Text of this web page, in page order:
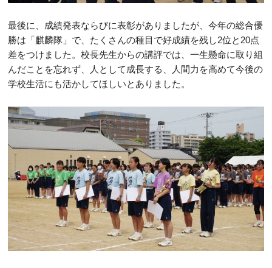
最後に、成績発表ならびに表彰がありましたが、今年の総合優
勝は「麒麟隊」で、たくさんの種目で好成績を残し2位と20点
差をつけました。校長先生からの講評では、一生懸命に取り組
んだことを忘れず、人として成長する、人間力を高めて今後の
学校生活にも活かしてほしいとありました。